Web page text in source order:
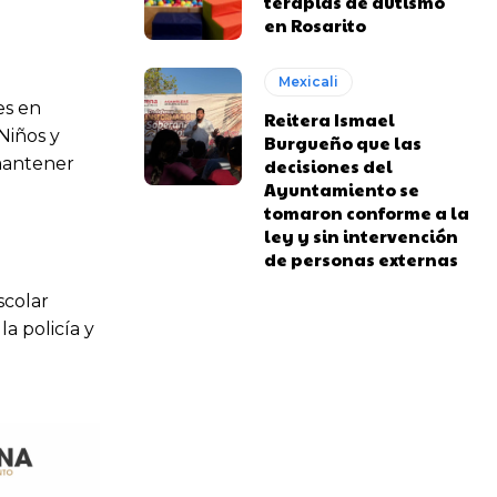
en
y
policía y
en Rosarito
Mexicali
Reitera Ismael
Burgueño que las
decisiones del
Ayuntamiento se
tomaron conforme a la
ley y sin intervención
de personas externas